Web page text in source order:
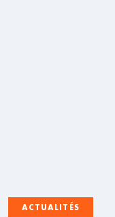
ACTUALITÉS